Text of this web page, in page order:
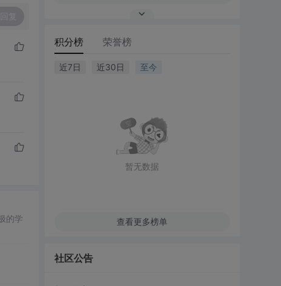
的学
积分榜 荣誉榜
近7日 近30日 至今
暂无数据
查看更多榜单
社区公告